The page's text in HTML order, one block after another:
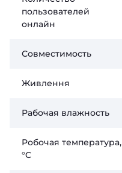
пользователей
онлайн
Совместимость
Живлення
Рабочая влажность
Робочая температура,
°C